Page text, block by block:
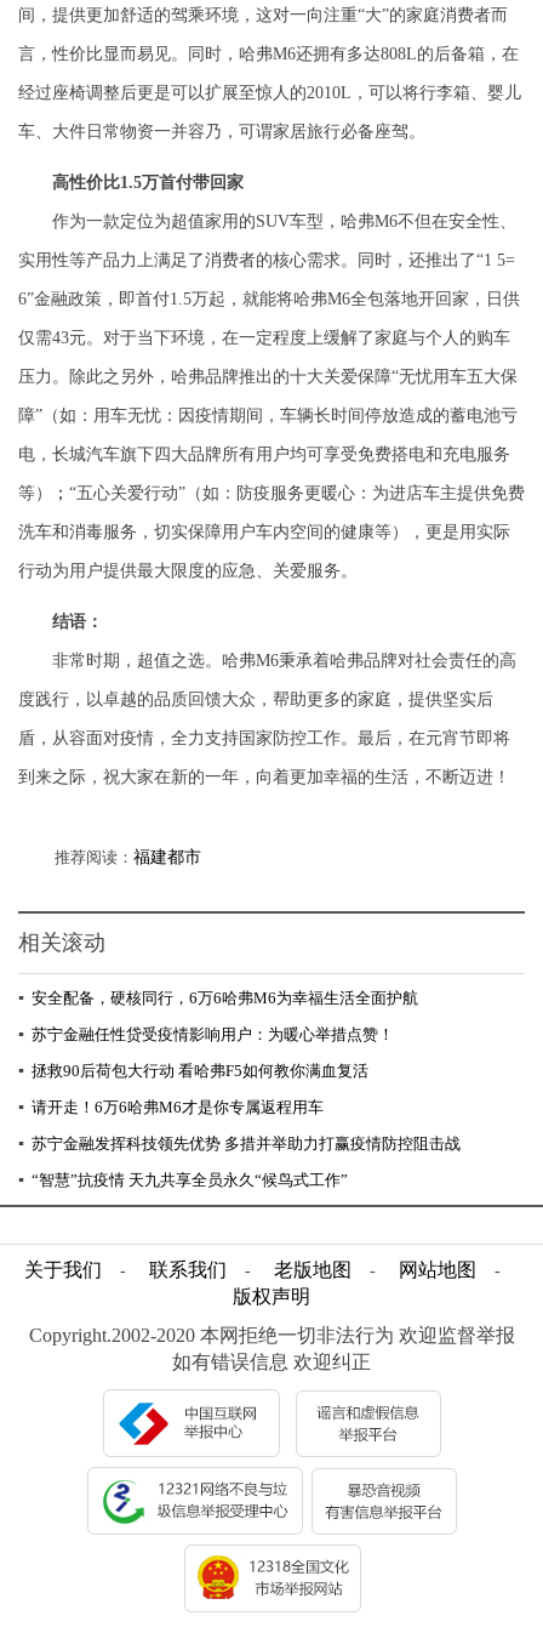
间，提供更加舒适的驾乘环境，这对一向注重“大”的家庭消费者而
言，性价比显而易见。同时，哈弗M6还拥有多达808L的后备箱，在
经过座椅调整后更是可以扩展至惊人的2010L ，可以将行李箱、婴儿
车、大件日常物资一并容乃，可谓家居旅行必备座驾。
高性价比1.5万首付带回家
作为一款定位为超值家用的SUV车型，哈弗M6不但在安全性、
实用性等产品力上满足了消费者的核心需求。同时，还推出了“1 5=
6”金融政策，即首付1.5万起，就能将哈弗M6全包落地开回家，日供
仅需43元。对于当下环境，在一定程度上缓解了家庭与个人的购车
压力。除此之另外，哈弗品牌推出的十大关爱保障“无忧用车五大保
障”（如：用车无忧：因疫情期间，车辆长时间停放造成的蓄电池亏
电，长城汽车旗下四大品牌所有用户均可享受免费搭电和充电服务
等） ； “五心关爱行动”（如：防疫服务更暖心：为进店车主提供免费
洗车和消毒服务，切实保障用户车内空间的健康等）， 更是用实际
行动为用户提供最大限度的应急、关爱服务。
结语：
非常时期，超值之选。哈弗M6秉承着哈弗品牌对社会责任的高
度践行，以卓越的品质回馈大众，帮助更多的家庭，提供坚实后
盾，从容面对疫情，全力支持国家防控工作。最后，在元宵节即将
到来之际，祝大家在新的一年，向着更加幸福的生活，不断迈进！
推荐阅读： 福建都市
相关滚动
▪ 安全配备，硬核同行，6万6哈弗M6为幸福生活全面护航
▪ 苏宁金融任性贷受疫情影响用户：为暖心举措点赞！
▪ 拯救90后荷包大行动 看哈弗F5如何教你满血复活
▪ 请开走！6万6哈弗M6才是你专属返程用车
▪ 苏宁金融发挥科技领先优势 多措并举助力打赢疫情防控阻击战
▪ “智慧”抗疫情 天九共享全员永久“候鸟式工作”
关于我们 - 联系我们 - 老版地图 - 网站地图 -
版权声明
Copyright.2002-2020 本网拒绝一切非法行为 欢迎监督举报
如有错误信息 欢迎纠正